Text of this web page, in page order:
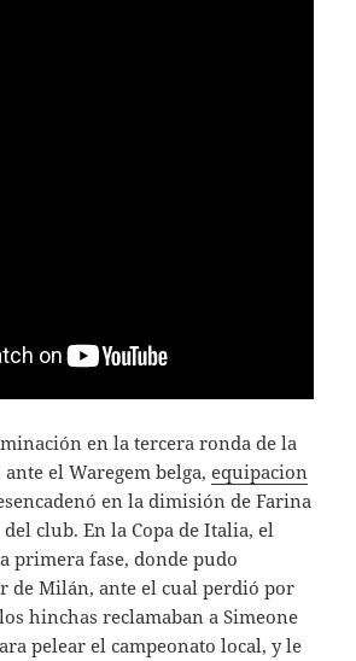
en la tercera ronda de la
ante el Waregem belga,equipacion
en la dimisión de Farina
club. En la Copa de Italia, el
primera fase, donde pudo
de Milán, ante el cual perdió por
hinchas reclamaban a Simeone
pelear el campeonato local, y le